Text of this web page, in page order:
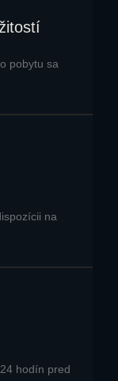
pobytu sa
na
hodín pred